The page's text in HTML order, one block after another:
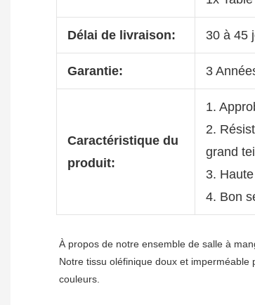
Délai de livraison: 30 à 45
Garantie: 3
Caractéristique du
produit:
1.
2.
grand
3.
4. Bon
À propos de notre ensemble de salle à
Notre tissu oléfinique doux et